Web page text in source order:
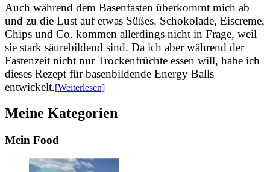
Auch während dem Basenfasten überkommt mich ab
und zu die Lust auf etwas Süßes. Schokolade, Eiscreme,
Chips und Co. kommen allerdings nicht in Frage, weil
sie stark säurebildend sind. Da ich aber während der
Fastenzeit nicht nur Trockenfrüchte essen will, habe ich
dieses Rezept für basenbildende Energy Balls
entwickelt.[Weiterlesen]
Meine Kategorien
Mein Food